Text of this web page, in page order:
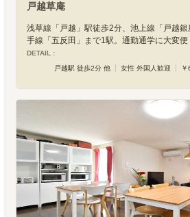
戸越草庵
浅草線「戸越」駅徒歩2分、池上線「戸越
手線「五反田」まで1駅。通勤通学に大変便
DETAIL :
戸越駅 徒歩2分 他
女性 外国人歓迎